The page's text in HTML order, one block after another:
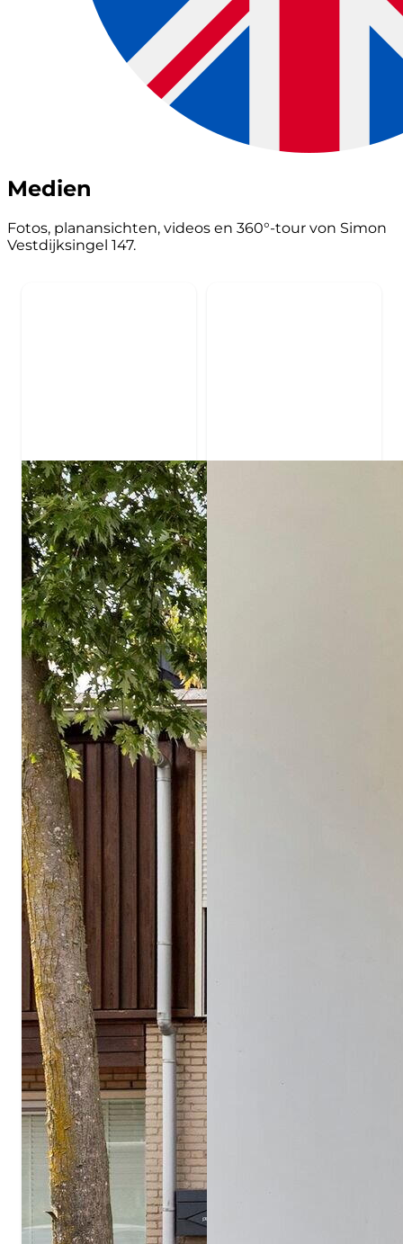
Medien
Fotos, planansichten, videos en 360°-tour von Simon
Vestdijksingel 147.